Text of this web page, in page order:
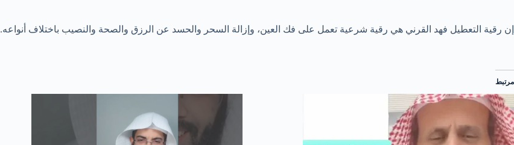
إن رقية التعطيل فهد القرني هي رقية شرعية تعمل على فك العين، وإزالة السحر والحسد عن الرزق والصحة والنصيب باختلاف أنواعه.
مرتبط